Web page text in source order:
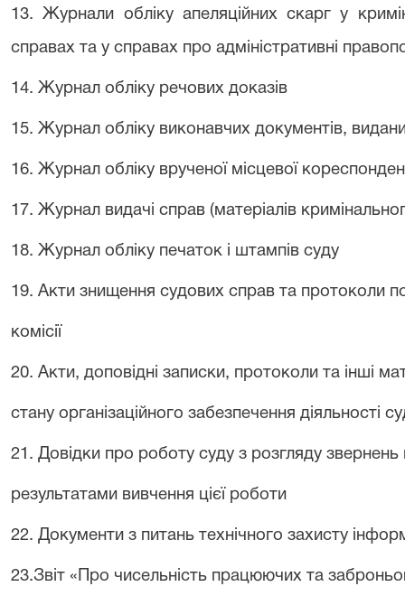
13. Журнали обліку апеляційних скарг у
справах та у справах про адміністративні
14. Журнал обліку речових доказів
15. Журнал обліку виконавчих документів,
16. Журнал обліку врученої місцевої
17. Журнал видачі справ (матеріалів
18. Журнал обліку печаток і штампів суду
19. Акти знищення судових справ та протоколи
комісії
20. Акти, доповідні записки, протоколи та інші
стану організаційного забезпечення діяльності
21. Довідки про роботу суду з розгляду
результатами вивчення цієї роботи
22. Документи з питань технічного захисту
23.Звіт «Про чисельність працюючих та